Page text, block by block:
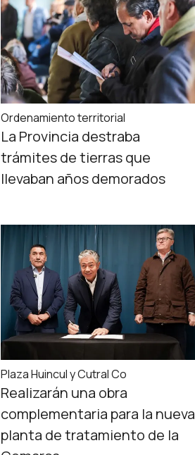
Ordenamiento territorial
La Provincia destraba
trámites de tierras que
llevaban años demorados
Plaza Huincul y Cutral Co
Realizarán una obra
complementaria para la nueva
planta de tratamiento de la